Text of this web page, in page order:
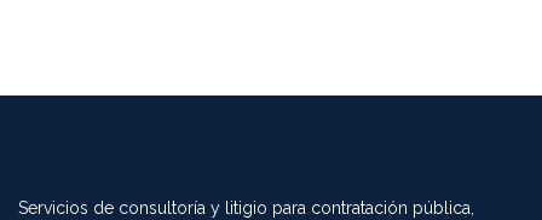
Servicios de consultoría y litigio para contratación pública,